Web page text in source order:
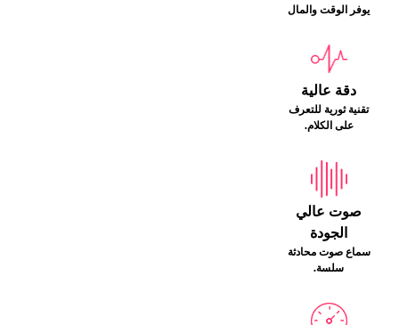
يوفر الوقت والمال
دقة عالية
تقنية ثورية للتعرف
على الكلام.
صوت عالي
الجودة
سماع صوت محادثة
سلسة.